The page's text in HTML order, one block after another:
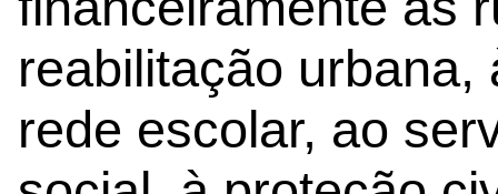
reabilitação
rede escolar, ao